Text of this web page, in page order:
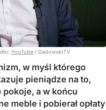
YouTube / GadowskiTV
w myśl którego
pieniądze na to,
pokoje, a w końcu
meble i pobierał opłaty